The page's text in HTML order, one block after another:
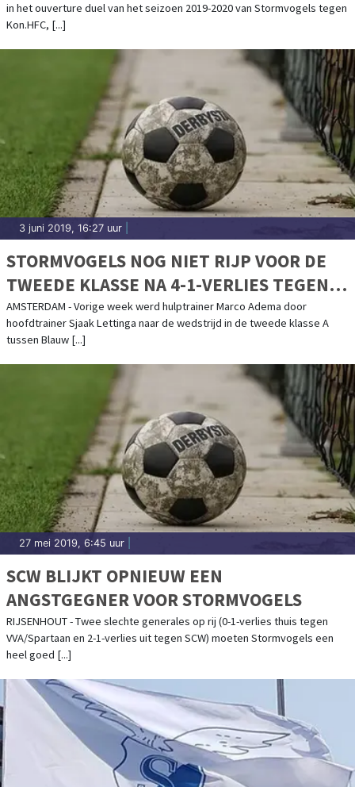
in het ouverture duel van het seizoen 2019-2020 van Stormvogels tegen
Kon.HFC, [...]
3 juni 2019, 16:27 uur
STORMVOGELS NOG NIET RIJP VOOR DE
TWEEDE KLASSE NA 4-1-VERLIES TEGEN
BLAUW WIT/B.
AMSTERDAM - Vorige week werd hulptrainer Marco Adema door
hoofdtrainer Sjaak Lettinga naar de wedstrijd in de tweede klasse A
tussen Blauw [...]
27 mei 2019, 6:45 uur
SCW BLIJKT OPNIEUW EEN
ANGSTGEGNER VOOR STORMVOGELS
RIJSENHOUT - Twee slechte generales op rij (0-1-verlies thuis tegen
VVA/Spartaan en 2-1-verlies uit tegen SCW) moeten Stormvogels een
heel goed [...]